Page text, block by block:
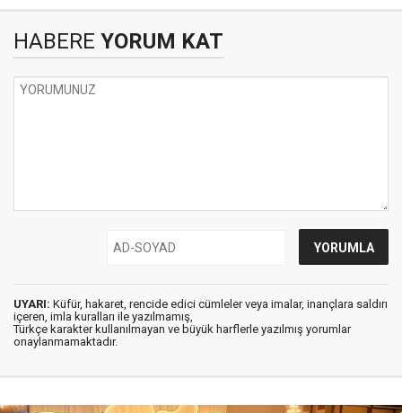
HABERE YORUM KAT
UYARI: Küfür, hakaret, rencide edici cümleler veya imalar, inançlara saldırı
içeren, imla kuralları ile yazılmamış,
Türkçe karakter kullanılmayan ve büyük harflerle yazılmış yorumlar
onaylanmamaktadır.